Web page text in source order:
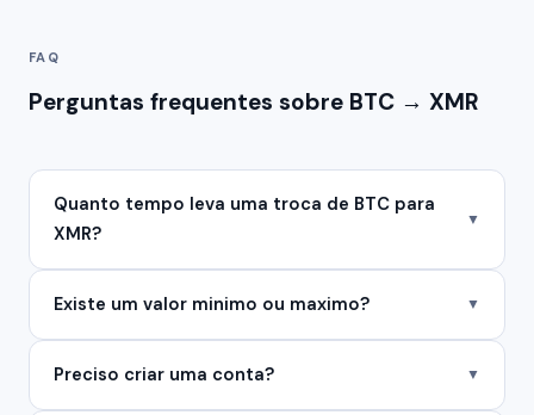
FAQ
Perguntas frequentes sobre BTC → XMR
Quanto tempo leva uma troca de BTC para
XMR?
▼
Existe um valor minimo ou maximo? ▼
Preciso criar uma conta? ▼